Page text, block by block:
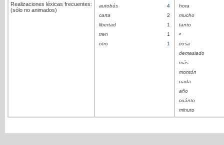
Realizaciones léxicas frecuentes:
(sólo no animados)
autobús
4
carta
2
libertad
1
tren
1
otro
1
hora
mucho
tanto
ø
cosa
demasiado
más
montón
nada
año
cuánto
minuto